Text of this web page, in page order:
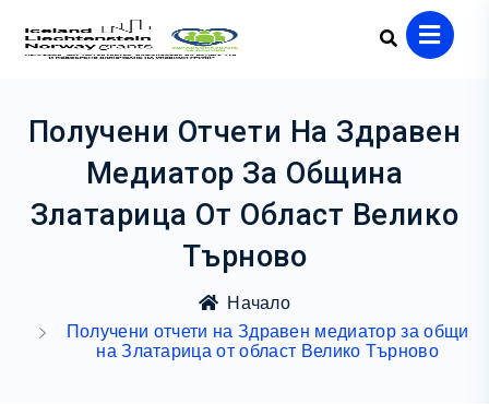
Получени Отчети На Здравен
Медиатор За Община
Златарица От Област Велико
Търново
Начало
Получени отчети на Здравен медиатор за общи
на Златарица от област Велико Търново